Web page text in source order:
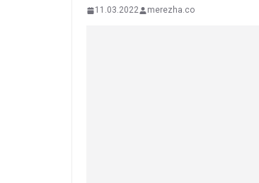
11.03.2022 merezha.co